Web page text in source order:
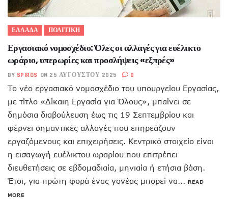
ΕΛΛΑΔΑ ΠΟΛΙΤΙΚΗ
Εργασιακό νομοσχέδιο: Όλες οι αλλαγές για ευέλικτο
ωράριο, υπερωρίες και προσλήψεις «εξπρές»
BY SPIROS ON 25 ΑΥΓΟΎΣΤΟΥ 2025 0
Το νέο εργασιακό νομοσχέδιο του υπουργείου Εργασίας,
με τίτλο «Δίκαιη Εργασία για Όλους», μπαίνει σε
δημόσια διαβούλευση έως τις 19 Σεπτεμβρίου και
φέρνει σημαντικές αλλαγές που επηρεάζουν
εργαζόμενους και επιχειρήσεις. Κεντρικό στοιχείο είναι
η εισαγωγή ευέλικτου ωραρίου που επιτρέπει
διευθετήσεις σε εβδομαδιαία, μηνιαία ή ετήσια βάση.
Έτσι, για πρώτη φορά ένας γονέας μπορεί να... READ
MORE